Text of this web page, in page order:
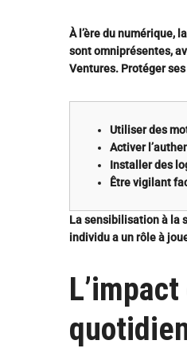
À l’ère du numérique,
sont omniprésentes,
Ventures. Protéger
Utiliser des
Activer
Installer des
Être vigilant
La sensibilisation à la
individu a un rôle à